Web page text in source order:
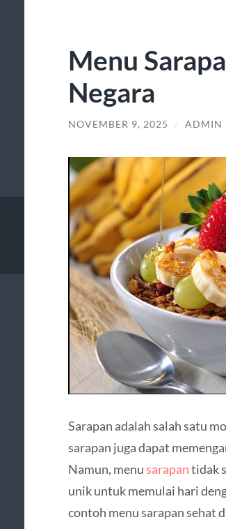
Menu
Negara
NOVEMBER 9, 2025 / ADMIN
Sarapan adalah salah satu
sarapan juga dapat
Namun, menusarapantidak
unik untuk memulai hari
contoh menu sarapan sehat